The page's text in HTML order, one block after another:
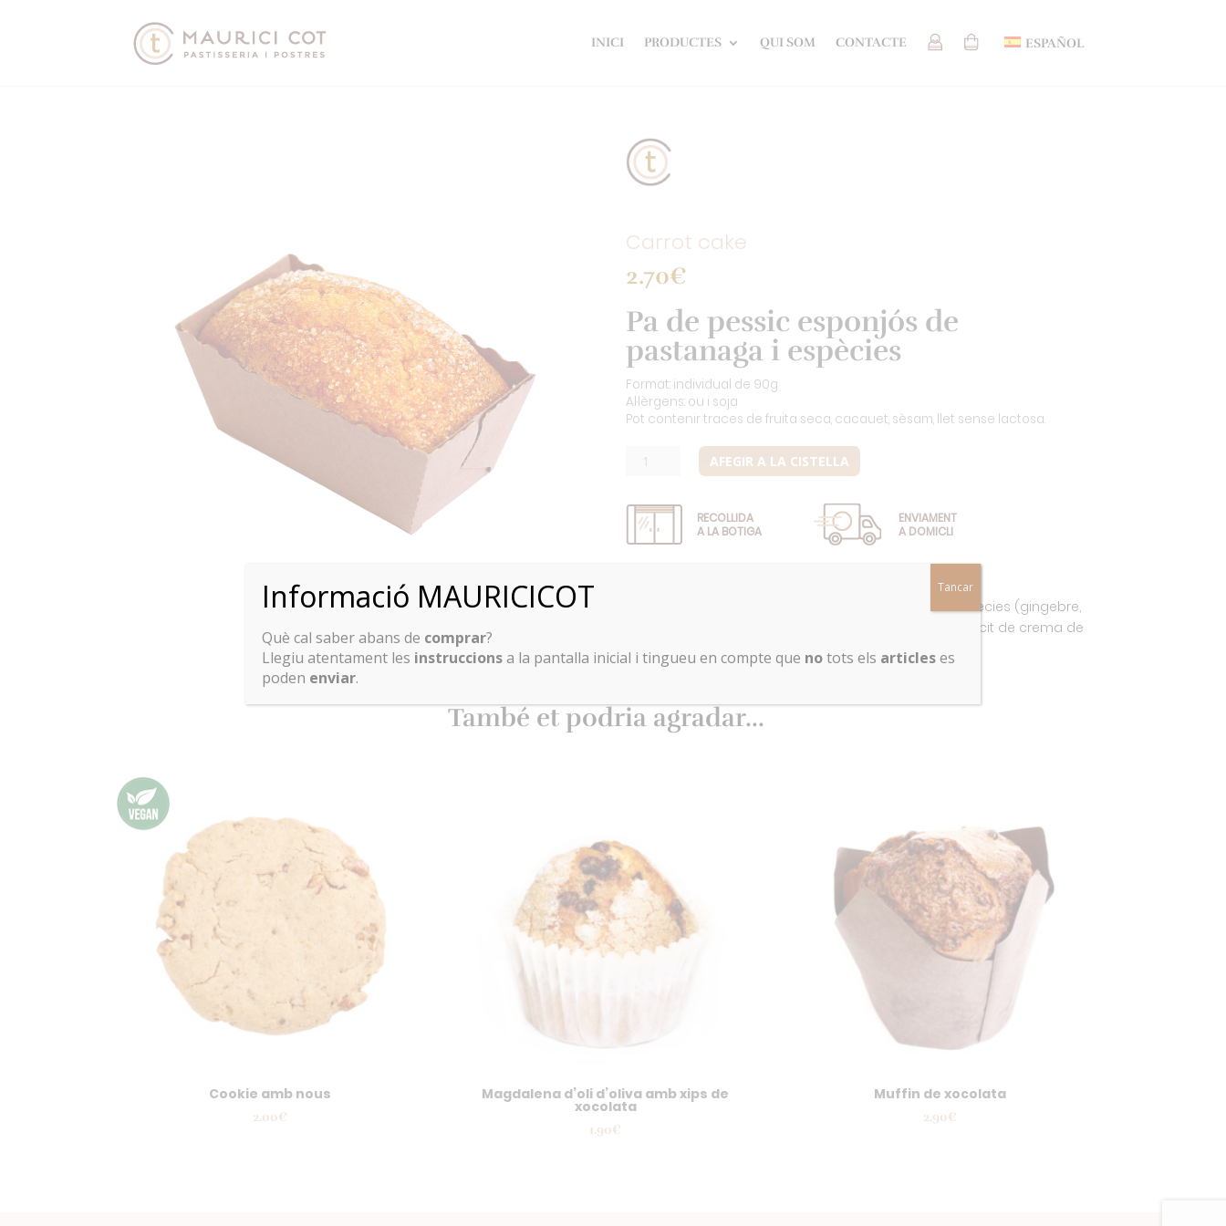
INICI PRODUCTES QUI SOM CONTACTE ESPAÑOL
Carrot cake
2.70€
Pa de pessic esponjós de
pastanaga i espècies
Format: individual de 90g
Al·lèrgens: ou i soja
Pot contenir traces de fruita seca, cacauet, sèsam, llet sense lactosa.
quantitat
cake
AFEGIR A LA CISTELLA
RECOLLIDA
A LA BOTIGA
ENVIAMENT
A DOMICLI
El carrot cake és un pa de pessic de pastanaga i espècies (gingebre,
canyella i clau) de format individual i no porta cap farcit de crema de
formatge.
També et podria agradar...
Cookie amb nous
2.00€
Magdalena d’oli d’oliva amb xips de
xocolata
1.90€
Muffin de xocolata
2.90€
Informació MAURICICOT
Què cal saber abans de comprar?
Llegiu atentament les instruccionsa la pantalla inicial i tingueu en compte que notots els articleses
poden enviar.
Tancar